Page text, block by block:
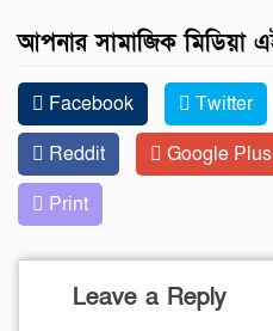
আপনার সামাজিক মিডিয়া
Facebook Twitter
Reddit
Google Plus
Print
Leave a Reply